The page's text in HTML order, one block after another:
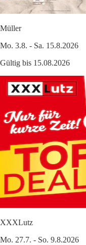
Müller
Mo. 3.8. - Sa. 15.8.2026
Gültig bis 15.08.2026
XXXLutz
Mo. 27.7. - So. 9.8.2026